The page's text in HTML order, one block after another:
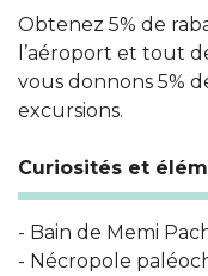
Obtenez 5% de
l’aéroport et tout
vous donnons 5%
excursions.
Curiosités et
- Bain de Memi
- Nécropole